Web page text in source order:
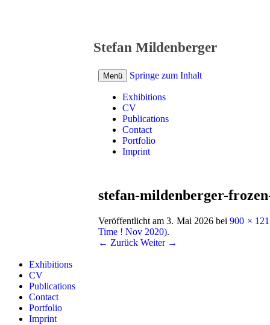
Stefan Mildenberger
Menü Springe zum Inhalt
Exhibitions
CV
Publications
Contact
Portfolio
Imprint
stefan-mildenberger-
Veröffentlicht am3. Mai 2026bei900 ×
Time ! Nov 2020).
← Zurück Weiter →
Exhibitions
CV
Publications
Contact
Portfolio
Imprint